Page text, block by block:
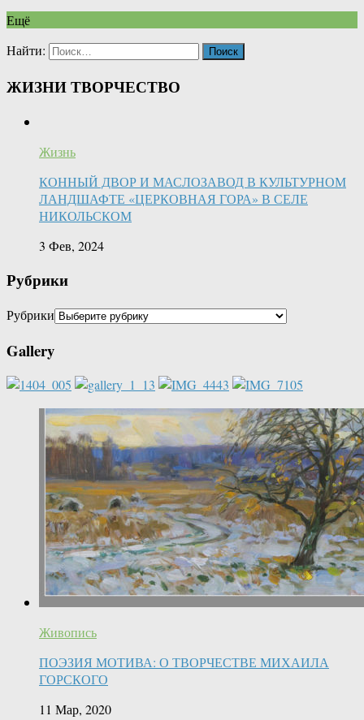
Ещё
Найти:
ЖИЗНИ ТВОРЧЕСТВО
Жизнь
КОННЫЙ ДВОР И МАСЛОЗАВОД В КУЛЬТУРНОМ
ЛАНДШАФТЕ «ЦЕРКОВНАЯ ГОРА» В СЕЛЕ
НИКОЛЬСКОМ
3 Фев, 2024
Рубрики
Рубрики
Gallery
Живопись
ПОЭЗИЯ МОТИВА: О ТВОРЧЕСТВЕ МИХАИЛА
ГОРСКОГО
11 Мар, 2020